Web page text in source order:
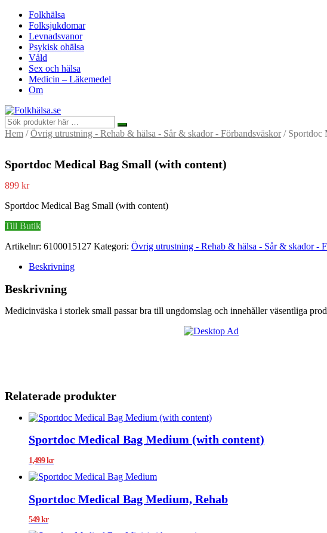
Folkhälsa
Folksjukdomar
Levnadsvanor
Psykisk ohälsa
Våld
Sex och hälsa
Medicin – Läkemedel
Om
Hem /Övrig utrustning - Rehab & hälsa - Sår & skador - Förbandsväskor/ Sportdoc
Sportdoc Medical Bag Small (with content)
899 kr
Sportdoc Medical Bag Small (with content)
Till Butik
Artikelnr: 6100015127 Kategori: Övrig utrustning - Rehab & hälsa - Sår & skador -
Beskrivning
Beskrivning
Medicinväska i storlek small passar bra till ungdomslag och innehåller väsentliga
Relaterade produkter
Sportdoc Medical Bag Medium (with content)
1,499kr
Sportdoc Medical Bag Medium, Rehab
549kr